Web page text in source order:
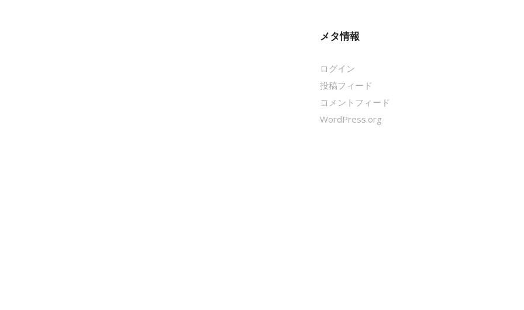
メタ情報
ログイン
投稿フィード
コメントフィード
WordPress.org